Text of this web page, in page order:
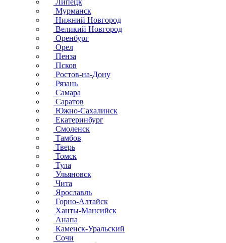
Липецк
Мурманск
Нижний Новгород
Великий Новгород
Оренбург
Орел
Пенза
Псков
Ростов-на-Дону
Рязань
Самара
Саратов
Южно-Сахалинск
Екатеринбург
Смоленск
Тамбов
Тверь
Томск
Тула
Ульяновск
Чита
Ярославль
Горно-Алтайск
Ханты-Мансийск
Анапа
Каменск-Уральский
Сочи